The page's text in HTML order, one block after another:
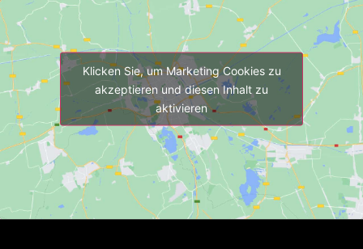
Klicken Sie, um Marketing Cookies zu
akzeptieren und diesen Inhalt zu
aktivieren